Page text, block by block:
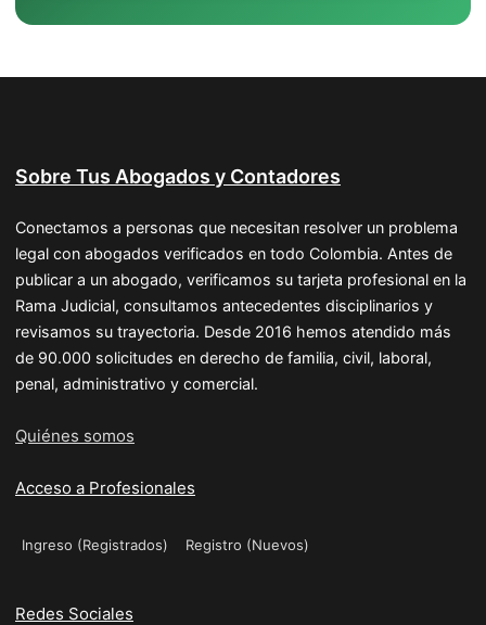
Sobre Tus Abogados y Contadores
Conectamos a personas que necesitan resolver un problema
legal con abogados verificados en todo Colombia. Antes de
publicar a un abogado, verificamos su tarjeta profesional en la
Rama Judicial, consultamos antecedentes disciplinarios y
revisamos su trayectoria. Desde 2016 hemos atendido más
de 90.000 solicitudes en derecho de familia, civil, laboral,
penal, administrativo y comercial.
Quiénes somos
Acceso a Profesionales
Ingreso (Registrados) Registro (Nuevos)
Redes Sociales